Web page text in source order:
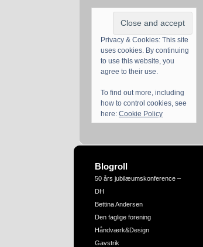
Privacy & Cookies: This site
uses cookies. By continuing
to use this website, you
agree to their use.
To find out more, including
how to control cookies, see
here: Cookie Policy
Blogroll
50 års jubilæumskonference –
DH
Bettina Andersen
Den faglige forening
Håndværk&Design
Gavstrik